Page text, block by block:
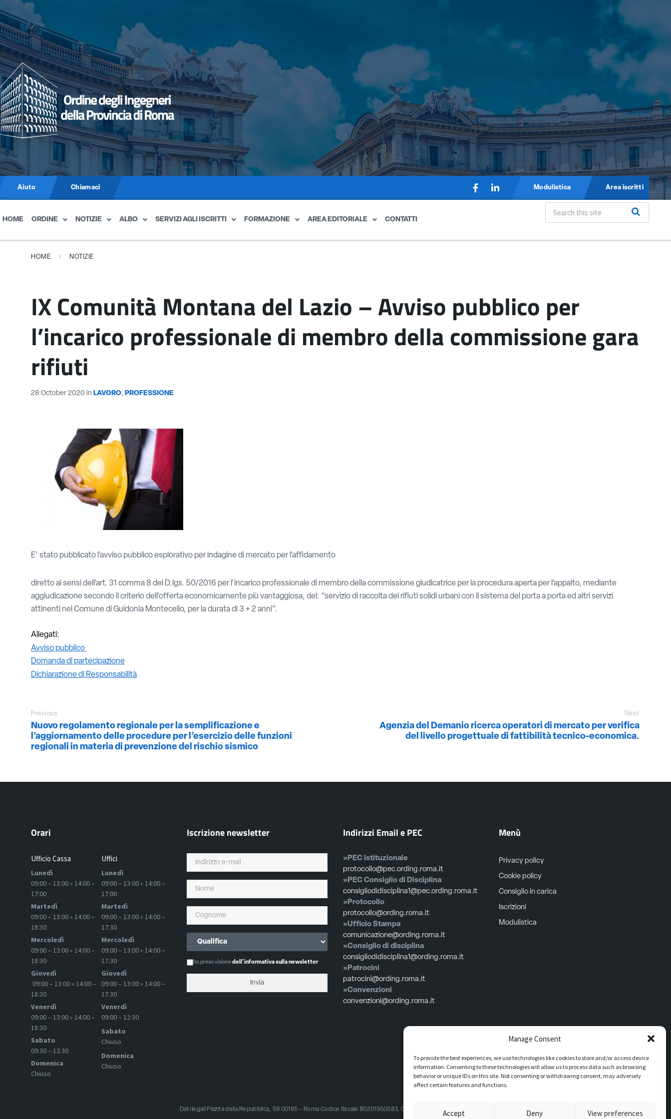
Manage Consent
To provide the best experiences, we use technologies like cookies to store and/or access device
information. Consenting to these technologies will allow us to process data such as browsing
behavior or unique IDs on this site. Not consenting or withdrawing consent, may adversely
affect certain features and functions.
Accept Deny View preferences
Aiuto Chiamaci Modulistica Area iscritti
HOME ORDINE NOTIZIE ALBO SERVIZI AGLI ISCRITTI FORMAZIONE AREA EDITORIALE CONTATTI
HOME NOTIZIE
IX Comunità Montana del Lazio – Avviso pubblico per
l’incarico professionale di membro della commissione gara
rifiuti
28 October 2020 in LAVORO, PROFESSIONE
E’ stato pubblicato l’avviso pubblico esplorativo per indagine di mercato per l’affidamento
diretto ai sensi dell’art. 31 comma 8 del D.lgs. 50/2016 per l’incarico professionale di membro della commissione giudicatrice per la procedura aperta per l’appalto, mediante
aggiudicazione secondo il criterio dell’offerta economicamente più vantaggiosa, del: “servizio di raccolta dei rifiuti solidi urbani con il sistema del porta a porta ed altri servizi
attinenti nel Comune di Guidonia Montecelio, per la durata di 3 + 2 anni”.
Allegati:
Avviso pubblico
Domanda di partecipazione
Dichiarazione di Responsabilità
Previous
Nuovo regolamento regionale per la semplificazione e
l’aggiornamento delle procedure per l’esercizio delle funzioni
regionali in materia di prevenzione del rischio sismico
Next
Agenzia del Demanio ricerca operatori di mercato per verifica
del livello progettuale di fattibilità tecnico-economica.
Orari
Ufficio Cassa
Lunedì
09:00 – 13:00 » 14:00 –
17:00
Martedì
09:00 – 13:00 » 14:00 –
18:30
Mercoledì
09:00 – 13:00 » 14:00 –
18:30
Giovedì
09:00 – 13:00 » 14:00 –
18:30
Venerdì
09:00 – 13:00 » 14:00 –
18:30
Sabato
09:30 – 12:30
Domenica
Chiuso
Uffici
Lunedì
09:00 – 13:00 » 14:00 –
17:00
Martedì
09:00 – 13:00 » 14:00 –
17:30
Mercoledì
09:00 – 13:00 » 14:00 –
17:30
Giovedì
09:00 – 13:00 » 14:00 –
17:30
Venerdì
09:00 – 12:30
Sabato
Chiuso
Domenica
Chiuso
Iscrizione newsletter
ho preso visionedell'informativa sulla newsletter
Indirizzi Email e PEC
»PEC istituzionale
protocollo@pec.ording.roma.it
»PEC Consiglio di Disciplina
consigliodidisciplina1@pec.ording.roma.it
»Protocollo
protocollo@ording.roma.it
»Ufficio Stampa
comunicazione@ording.roma.it
»Consiglio di disciplina
consigliodidisciplina1@ording.roma.it
»Patrocini
patrocini@ording.roma.it
»Convenzioni
convenzioni@ording.roma.it
Menù
Privacy policy
Cookie policy
Consiglio in carica
Iscrizioni
Modulistica
Dati legali Piazza della Repubblica, 59 00185 – Roma Codice fiscale 80201950583, Codice univoco d’ufficio UFMV3C